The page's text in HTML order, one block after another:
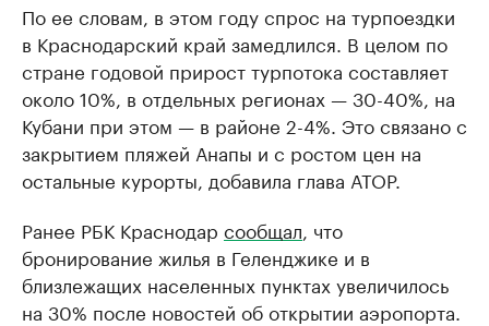
По ее словам, в этом году спрос на турпоездки
в Краснодарский край замедлился. В целом по
стране годовой прирост турпотока составляет
около 10%, в отдельных регионах — 30-40%, на
Кубани при этом — в районе 2-4%. Это связано с
закрытием пляжей Анапы и с ростом цен на
остальные курорты, добавила глава АТОР.
Ранее РБК Краснодар сообщал , что
бронирование жилья в Геленджике и в
близлежащих населенных пунктах увеличилось
на 30% после новостей об открытии аэропорта.